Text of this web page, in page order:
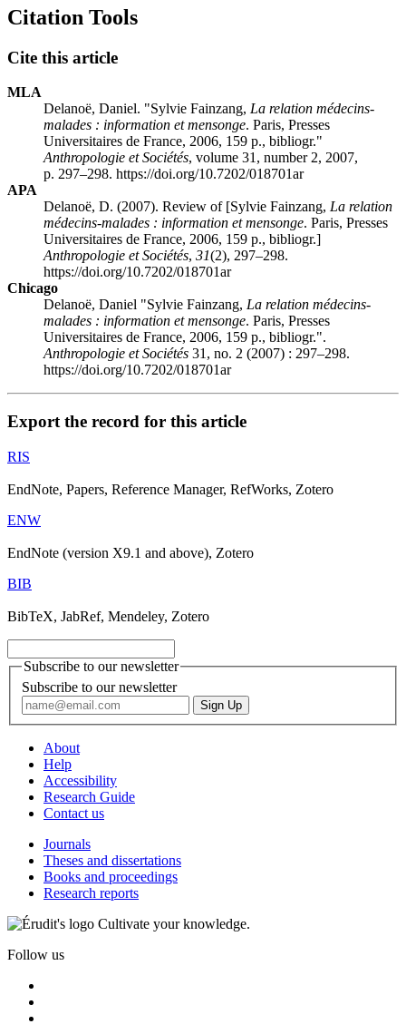
Citation Tools
Cite this article
MLA
Delanoë, Daniel. "Sylvie Fainzang, La relation médecins-
malades : information et mensonge. Paris, Presses
Universitaires de France, 2006, 159 p., bibliogr."
Anthropologie et Sociétés, volume 31, number 2, 2007,
p. 297–298. https://doi.org/10.7202/018701ar
APA
Delanoë, D. (2007). Review of [Sylvie Fainzang, La relation
médecins-malades : information et mensonge. Paris, Presses
Universitaires de France, 2006, 159 p., bibliogr.]
Anthropologie et Sociétés, 31(2), 297–298.
https://doi.org/10.7202/018701ar
Chicago
Delanoë, Daniel "Sylvie Fainzang, La relation médecins-
malades : information et mensonge. Paris, Presses
Universitaires de France, 2006, 159 p., bibliogr.".
Anthropologie et Sociétés 31, no. 2 (2007) : 297–298.
https://doi.org/10.7202/018701ar
Export the record for this article
RIS
EndNote, Papers, Reference Manager, RefWorks, Zotero
ENW
EndNote (version X9.1 and above), Zotero
BIB
BibTeX, JabRef, Mendeley, Zotero
Subscribe to our newsletter
Subscribe to our newsletter
About
Help
Accessibility
Research Guide
Contact us
Journals
Theses and dissertations
Books and proceedings
Research reports
Cultivate your knowledge.
Follow us